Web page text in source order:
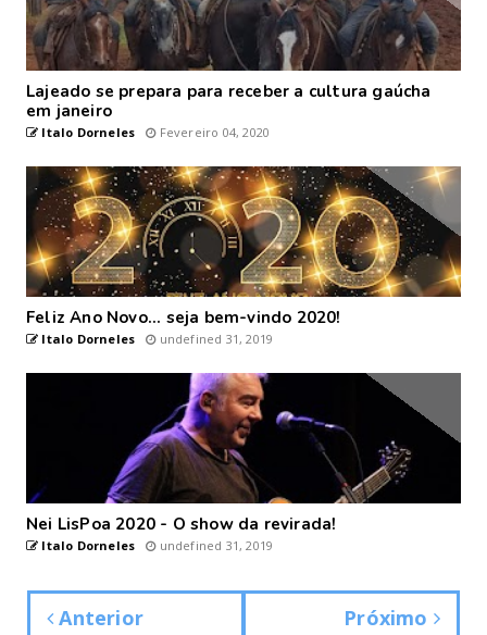
Lajeado se prepara para receber a cultura gaúcha
em janeiro
Italo Dorneles Fevereiro 04, 2020
Feliz Ano Novo... seja bem-vindo 2020!
Italo Dorneles undefined 31, 2019
Nei LisPoa 2020 - O show da revirada!
Italo Dorneles undefined 31, 2019
Anterior Próximo